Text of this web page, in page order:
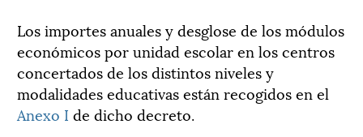
Los importes anuales y desglose de los módulos
económicos por unidad escolar en los centros
concertados de los distintos niveles y
modalidades educativas están recogidos en el
Anexo I de dicho decreto.